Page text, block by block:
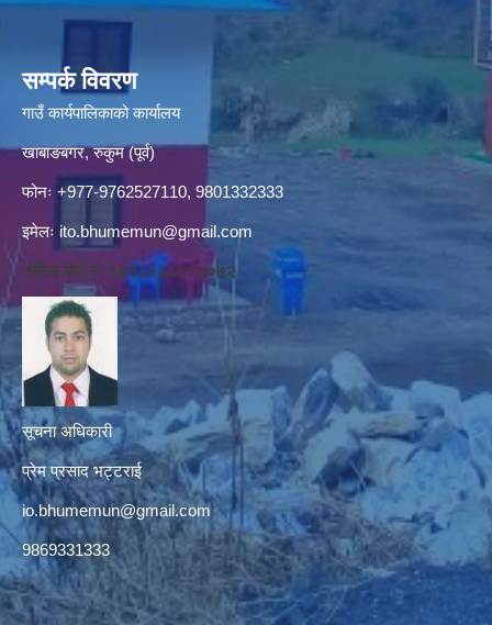
सम्पर्क विवरण
गाउँ कार्यपालिकाको कार्यालय
खाबाङबगर, रुकुम (पूर्व)
फोनः +977-9762527110, 9801332333
इमेलः ito.bhumemun@gmail.com
नोटिस बोर्ड नं. १६१८०८८४१३०७२
सूचना अधिकारी
प्रेम प्रसाद भट्टराई
io.bhumemun@gmail.com
9869331333